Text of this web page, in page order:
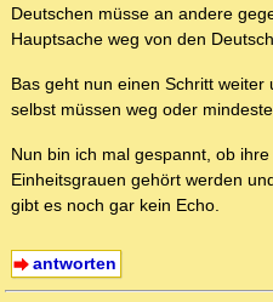
Deutschen müsse an andere
Hauptsache weg von den
Bas geht nun einen Schritt
selbst müssen weg oder
Nun bin ich mal gespannt, ob
Einheitsgrauen gehört werden
gibt es noch gar kein Echo.
antworten